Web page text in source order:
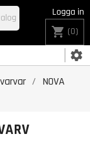
settings
Logga in
shopping_cart (0)
NOVA